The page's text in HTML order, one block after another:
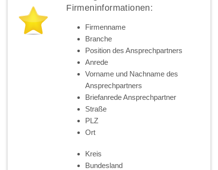
Firmeninformationen:
Firmenname
Branche
Position des Ansprechpartners
Anrede
Vorname und Nachname des
Ansprechpartners
Briefanrede Ansprechpartner
Straße
PLZ
Ort
Kreis
Bundesland